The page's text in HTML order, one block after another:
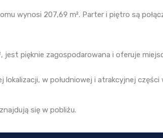
wynosi 207,69 m². Parter i piętro są
jest pięknie zagospodarowana i oferuje
lokalizacji, w południowej i atrakcyjnej części
się w pobliżu.